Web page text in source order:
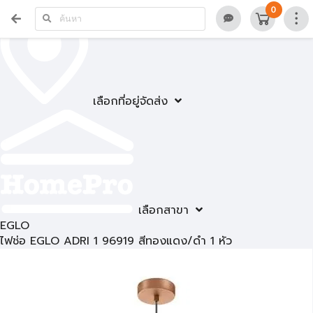
เลือกที่อยู่จัดส่ง
เลือกสาขา
0
EGLO
ไฟช่อ EGLO ADRI 1 96919 สีทองแดง/ดำ 1 หัว